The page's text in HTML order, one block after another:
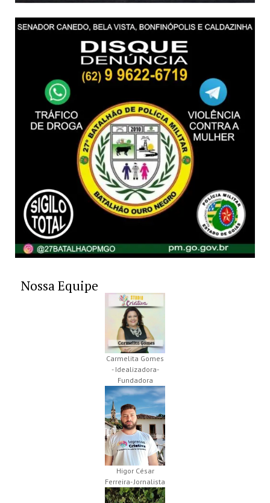
Nossa Equipe
Carmelita Gomes
- Idealizadora-
Fundadora
Higor César
Ferreira- Jornalista